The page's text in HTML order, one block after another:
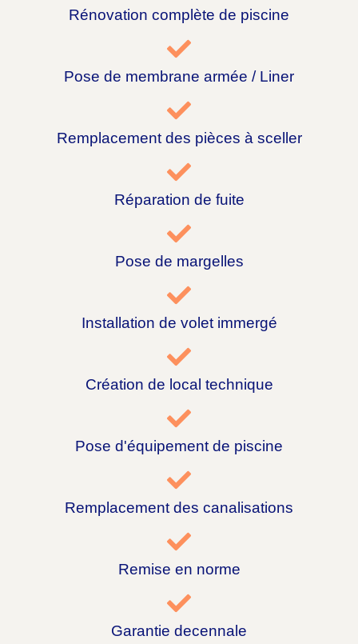
Rénovation complète de piscine
Pose de membrane armée / Liner
Remplacement des pièces à sceller
Réparation de fuite
Pose de margelles
Installation de volet immergé
Création de local technique
Pose d'équipement de piscine
Remplacement des canalisations
Remise en norme
Garantie decennale